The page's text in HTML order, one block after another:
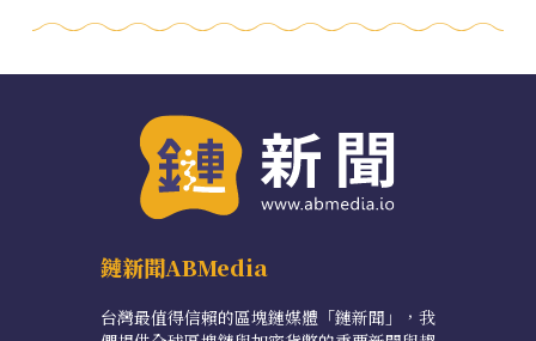
鏈新聞ABMedia
台灣最值得信賴的區塊鏈媒體「鏈新聞」，我